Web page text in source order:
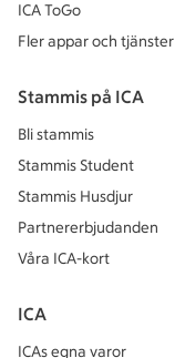
ICA ToGo
Fler appar och tjänster
Stammis på ICA
Bli stammis
Stammis Student
Stammis Husdjur
Partnererbjudanden
Våra ICA-kort
ICA
ICAs egna varor